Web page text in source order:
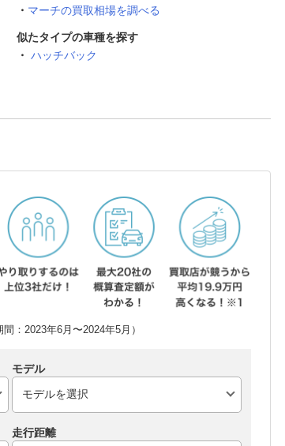
マーチの買取相場を調べる
似たタイプの車種を探す
ハッチバック
：2023年6月〜2024年5月）
モデル
走行距離